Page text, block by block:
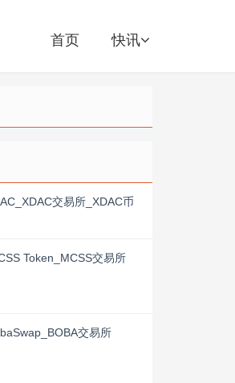
首页 快讯
交易所_XDAC币
Token_MCSS交易所
交易所